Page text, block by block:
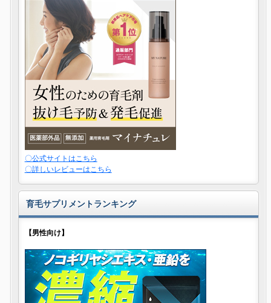
〇公式サイトはこちら
〇詳しいレビューはこちら
育毛サプリメントランキング
【男性向け】